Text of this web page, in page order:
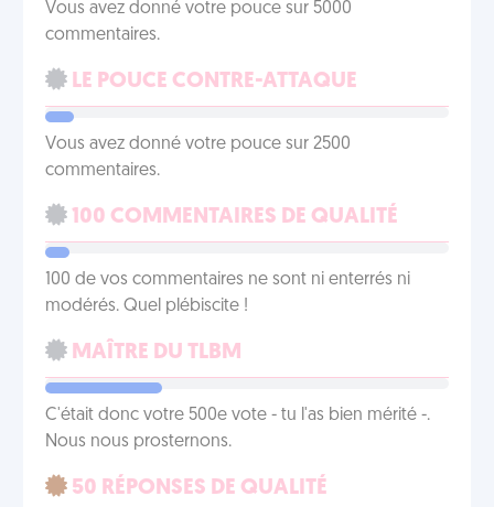
Vous avez donné votre pouce sur 5000
commentaires.
LE POUCE CONTRE-ATTAQUE
Vous avez donné votre pouce sur 2500
commentaires.
100 COMMENTAIRES DE QUALITÉ
100 de vos commentaires ne sont ni enterrés ni
modérés. Quel plébiscite !
MAÎTRE DU TLBM
C'était donc votre 500e vote - tu l'as bien mérité -.
Nous nous prosternons.
50 RÉPONSES DE QUALITÉ